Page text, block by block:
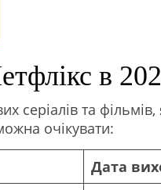
в
серіалів та фільмів,
очікувати:
Дата